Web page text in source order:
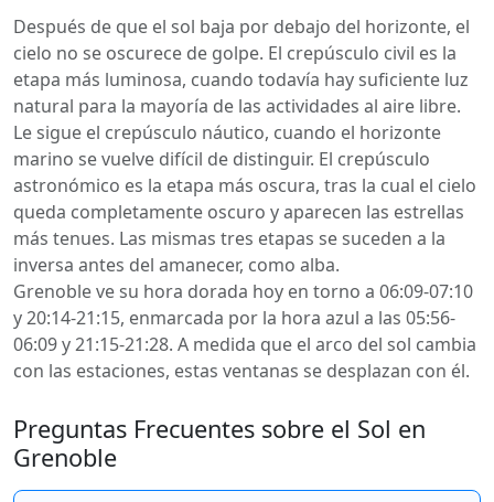
Después de que el sol baja por debajo del horizonte, el
cielo no se oscurece de golpe. El crepúsculo civil es la
etapa más luminosa, cuando todavía hay suficiente luz
natural para la mayoría de las actividades al aire libre.
Le sigue el crepúsculo náutico, cuando el horizonte
marino se vuelve difícil de distinguir. El crepúsculo
astronómico es la etapa más oscura, tras la cual el cielo
queda completamente oscuro y aparecen las estrellas
más tenues. Las mismas tres etapas se suceden a la
inversa antes del amanecer, como alba.
Grenoble ve su hora dorada hoy en torno a 06:09-07:10
y 20:14-21:15, enmarcada por la hora azul a las 05:56-
06:09 y 21:15-21:28. A medida que el arco del sol cambia
con las estaciones, estas ventanas se desplazan con él.
Preguntas Frecuentes sobre el Sol en
Grenoble